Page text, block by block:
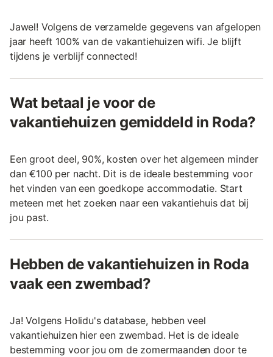
Jawel! Volgens de verzamelde gegevens van afgelopen
jaar heeft 100% van de vakantiehuizen wifi. Je blijft
tijdens je verblijf connected!
Wat betaal je voor de
vakantiehuizen gemiddeld in Roda?
Een groot deel, 90%, kosten over het algemeen minder
dan €100 per nacht. Dit is de ideale bestemming voor
het vinden van een goedkope accommodatie. Start
meteen met het zoeken naar een vakantiehuis dat bij
jou past.
Hebben de vakantiehuizen in Roda
vaak een zwembad?
Ja! Volgens Holidu's database, hebben veel
vakantiehuizen hier een zwembad. Het is de ideale
bestemming voor jou om de zomermaanden door te